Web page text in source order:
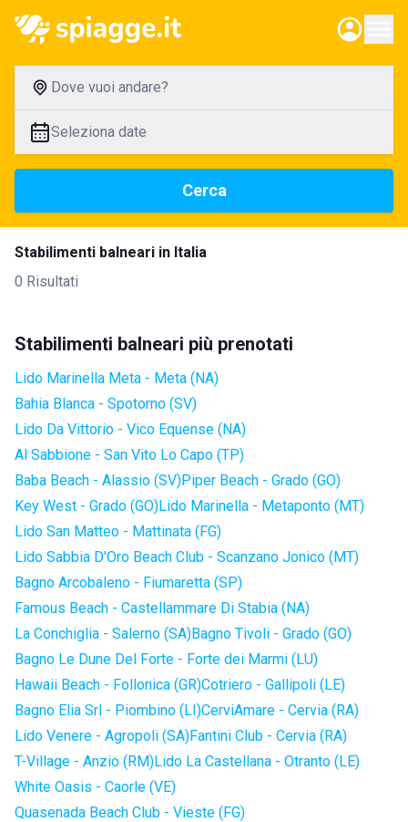
Dove vuoi andare?
Seleziona date
Cerca
Stabilimenti balneari in Italia
0 Risultati
Stabilimenti balneari più prenotati
Lido Marinella Meta - Meta (NA)
Bahia Blanca - Spotorno (SV)
Lido Da Vittorio - Vico Equense (NA)
Al Sabbione - San Vito Lo Capo (TP)
Baba Beach - Alassio (SV)Piper Beach - Grado (GO)
Key West - Grado (GO)Lido Marinella - Metaponto (MT)
Lido San Matteo - Mattinata (FG)
Lido Sabbia D'Oro Beach Club - Scanzano Jonico (MT)
Bagno Arcobaleno - Fiumaretta (SP)
Famous Beach - Castellammare Di Stabia (NA)
La Conchiglia - Salerno (SA)Bagno Tivoli - Grado (GO)
Bagno Le Dune Del Forte - Forte dei Marmi (LU)
Hawaii Beach - Follonica (GR)Cotriero - Gallipoli (LE)
Bagno Elia Srl - Piombino (LI)CerviAmare - Cervia (RA)
Lido Venere - Agropoli (SA)Fantini Club - Cervia (RA)
T-Village - Anzio (RM)Lido La Castellana - Otranto (LE)
White Oasis - Caorle (VE)
Quasenada Beach Club - Vieste (FG)